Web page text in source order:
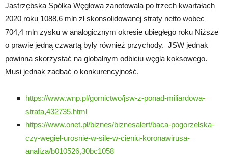
Jastrzębska Spółka Węglowa zanotowała po trzech kwartałach
2020 roku 1088,6 mln zł skonsolidowanej straty netto wobec
704,4 mln zysku w analogicznym okresie ubiegłego roku Niższe
o prawie jedną czwartą były również przychody. JSW jednak
powinna skorzystać na globalnym odbiciu węgla koksowego.
Musi jednak zadbać o konkurencyjność.
https://www.wnp.pl/gornictwo/jsw-z-ponad-miliardowa-
strata,432735.html
https://www.onet.pl/biznes/biznesalert/baca-pogorzelska-
czy-wegiel-urosnie-w-sile-w-cieniu-koronawirusa-
analiza/b010526,30bc1058